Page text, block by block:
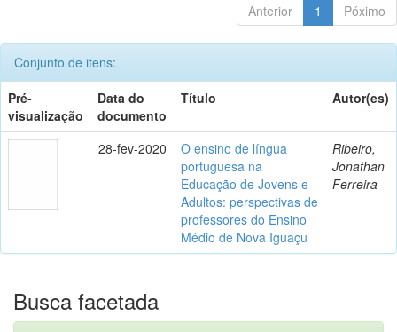
Anterior 1 Póximo
Conjunto de itens:
Pré-
visualização
Data do
documento
Título Autor(es)
28-fev-2020
O ensino de língua
portuguesa na
Educação de Jovens e
Adultos: perspectivas de
professores do Ensino
Médio de Nova Iguaçu
Ribeiro,
Jonathan
Ferreira
Busca facetada